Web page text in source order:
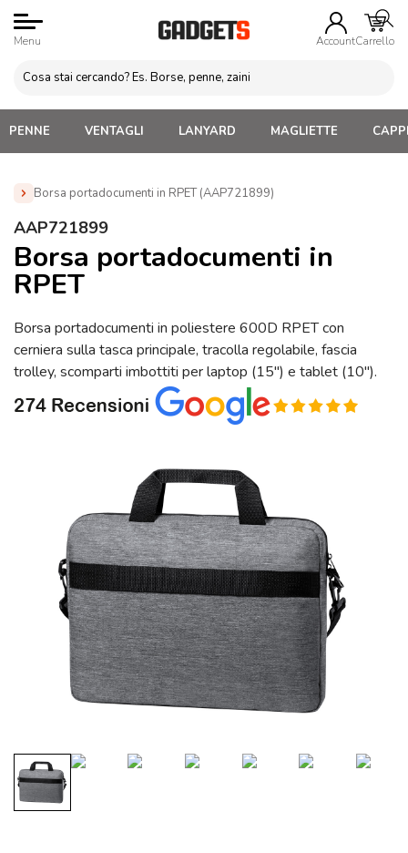
Menu AccountCarrello
PENNE VENTAGLI LANYARD MAGLIETTE
Borsa portadocumenti in RPET (AAP721899)
Home » Borse Porta Laptop e Documenti
(AAP721899)
AAP721899
Borsa portadocumenti in
RPET
Borsa portadocumenti in poliestere 600D RPET con
cerniera sulla tasca principale, tracolla regolabile, fascia
trolley, scomparti imbottiti per laptop (15″) e tablet (10″).